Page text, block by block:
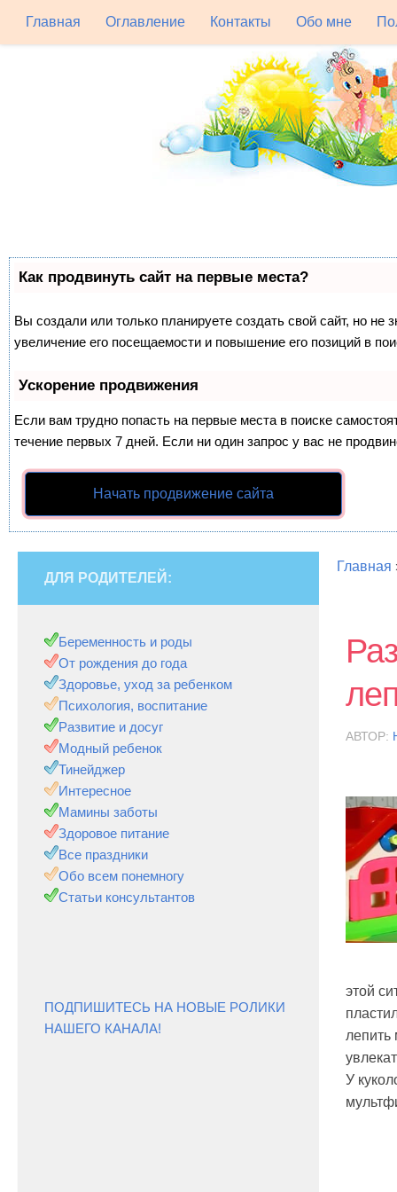
Главная Оглавление Контакты Обо мне
Как продвинуть сайт на первые места?
Вы создали или только планируете создать свой сайт, но
увеличение его посещаемости и повышение его позиций в
Ускорение продвижения
Если вам трудно попасть на первые места в поиске
течение первых 7 дней. Если ни один запрос у вас не
Начать продвижение сайта
Главная
АВТОР:
этой
У
ДЛЯ РОДИТЕЛЕЙ:
Беременность и роды
От рождения до года
Здоровье, уход за ребенком
Психология, воспитание
Развитие и досуг
Модный ребенок
Тинейджер
Интересное
Мамины заботы
Здоровое питание
Все праздники
Обо всем понемногу
Статьи консультантов
ПОДПИШИТЕСЬ НА НОВЫЕ РОЛИКИ
НАШЕГО КАНАЛА!